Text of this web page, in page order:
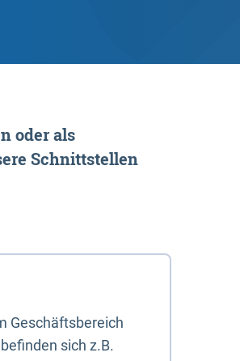
oder als
Schnittstellen
Geschäftsbereich
sich z.B.